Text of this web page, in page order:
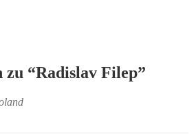
zu “Radislav Filep”